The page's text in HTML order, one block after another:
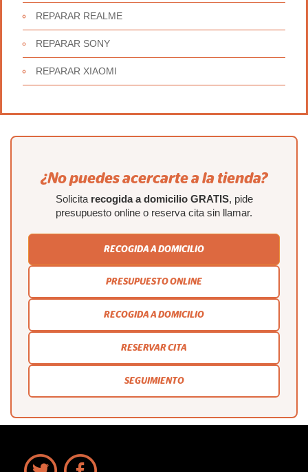
REPARAR REALME
REPARAR SONY
REPARAR XIAOMI
¿No puedes acercarte a la tienda?
Solicita recogida a domicilio GRATIS, pide
presupuesto online o reserva cita sin llamar.
RECOGIDA A DOMICILIO
PRESUPUESTO ONLINE
RECOGIDA A DOMICILIO
RESERVAR CITA
SEGUIMIENTO